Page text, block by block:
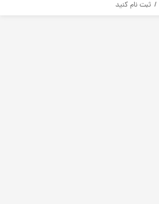
/ ثبت نام کنید